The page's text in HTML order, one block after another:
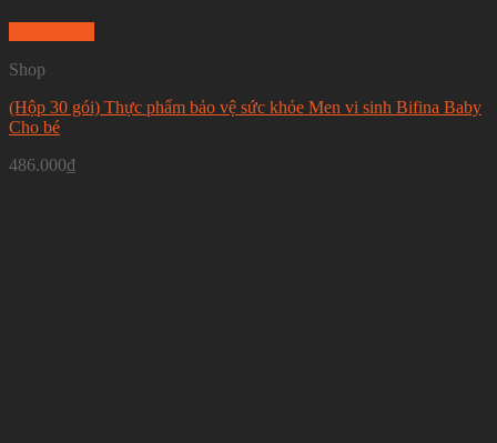
Shop
(Hộp 30 gói) Thực phẩm bảo vệ sức khỏe Men vi sinh Bifina Baby
Cho bé
486.000₫